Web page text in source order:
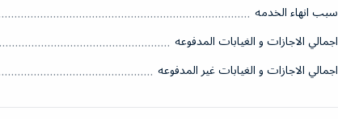
سبب انهاء الخدمه
اجمالي الاجازات و الغيابات المدفوعه
اجمالي الاجازات و الغيابات غير المدفوعه